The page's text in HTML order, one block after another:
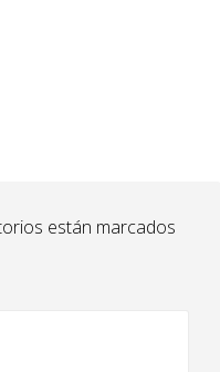
están marcados